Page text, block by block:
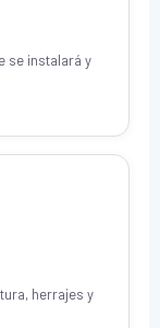
se instalará y
herrajes y